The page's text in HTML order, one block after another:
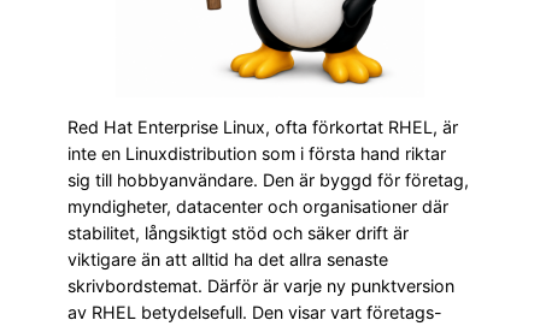
Red Hat Enterprise Linux, ofta förkortat RHEL, är
inte en Linuxdistribution som i första hand riktar
sig till hobbyanvändare. Den är byggd för företag,
myndigheter, datacenter och organisationer där
stabilitet, långsiktigt stöd och säker drift är
viktigare än att alltid ha det allra senaste
skrivbordstemat. Därför är varje ny punktversion
av RHEL betydelsefull. Den visar vart företags-